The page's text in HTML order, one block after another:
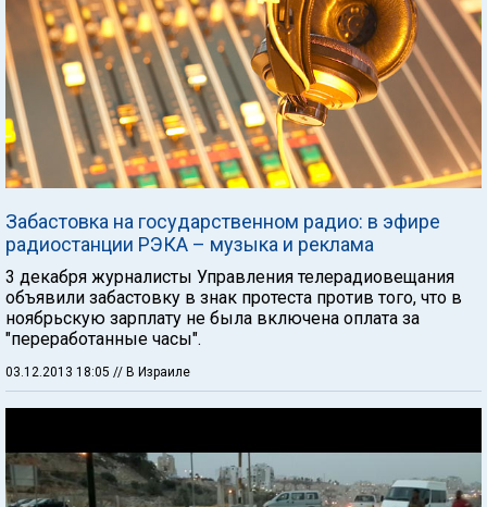
Забастовка на государственном радио: в эфире
радиостанции РЭКА – музыка и реклама
3 декабря журналисты Управления телерадиовещания
объявили забастовку в знак протеста против того, что в
ноябрьскую зарплату не была включена оплата за
"переработанные часы".
03.12.2013 18:05 // В Израиле